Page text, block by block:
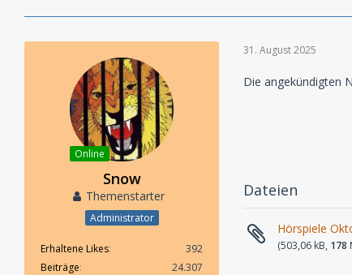
Online
Snow
Themenstarter
Administrator
Erhaltene Likes
392
Beiträge
24.307
31. August 2025
Die angekündigten
Dateien
Hörspiele
(503,06 kB, 178